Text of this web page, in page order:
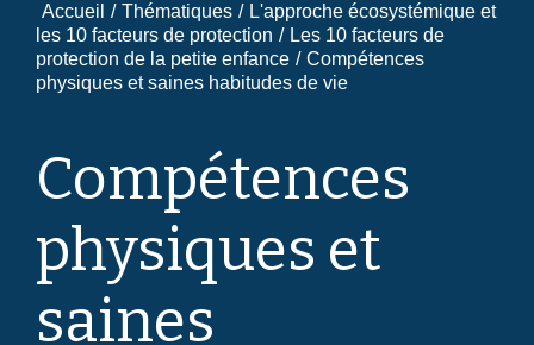
Accueil / Thématiques / L'approche écosystémique et
les 10 facteurs de protection / Les 10 facteurs de
protection de la petite enfance / Compétences
physiques et saines habitudes de vie
Compétences
physiques et
saines